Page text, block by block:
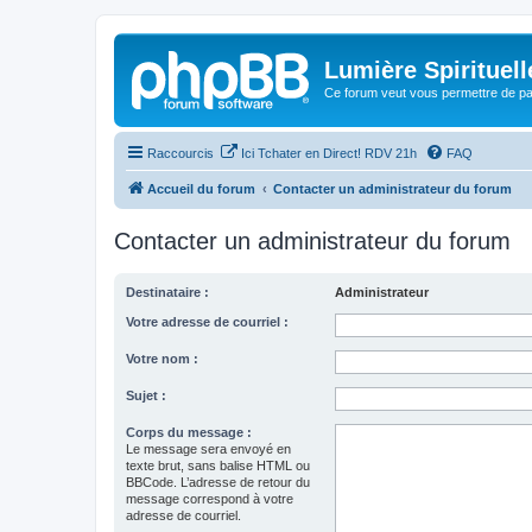
Lumière
Ce forum veut vous permettre de
Raccourcis Ici Tchater en Direct! RDV 21h FAQ
Accueil du forum Contacter un administrateur du forum
Contacter un administrateur du forum
Destinataire : Administrateur
Votre adresse de courriel :
Votre nom :
Sujet :
Corps du message :
Le message sera envoyé en
texte brut, sans balise HTML ou
BBCode. L’adresse de retour du
message correspond à votre
adresse de courriel.